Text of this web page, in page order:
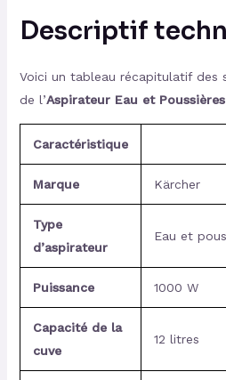
Descriptif
Voici un tableau récapitulatif des
de l’Aspirateur Eau et
Caractéristique
Marque Kärcher
Type
d’aspirateur
Eau et
Puissance 1000 W
Capacité de la
cuve
12 litres